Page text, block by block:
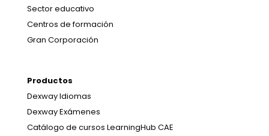
Sector educativo
Centros de formación
Gran Corporación
Productos
Dexway Idiomas
Dexway Exámenes
Catálogo de cursos LearningHub CAE